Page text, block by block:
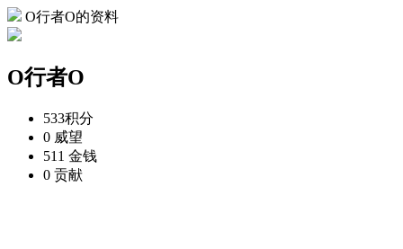
O行者O的资料
O行者O
533积分
0 威望
511 金钱
0 贡献